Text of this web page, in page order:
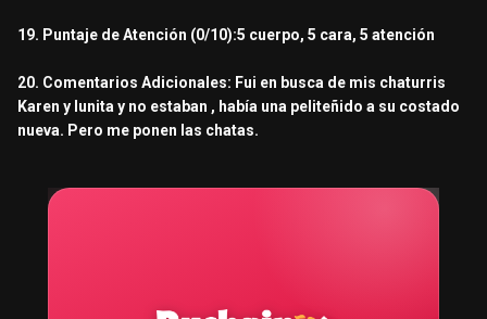
19. Puntaje de Atención (0/10):5 cuerpo, 5 cara, 5 atención
20. Comentarios Adicionales: Fui en busca de mis chaturris
Karen y lunita y no estaban , había una peliteñido a su costado
nueva. Pero me ponen las chatas.